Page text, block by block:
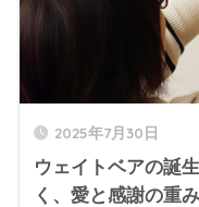
2025年7月30日
ウェイトベアの誕
く、愛と感謝の重